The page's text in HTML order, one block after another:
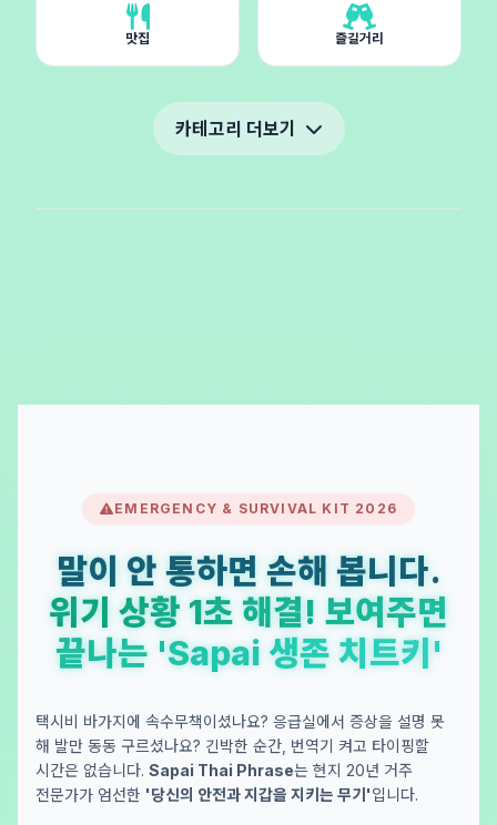
맛집 즐길거리
카테고리 더보기
EMERGENCY & SURVIVAL KIT 2026
말이 안 통하면 손해 봅니다.
위기 상황 1초 해결! 보여주면
끝나는 'Sapai 생존 치트키'
택시비 바가지에 속수무책이셨나요? 응급실에서 증상을 설명 못
해 발만 동동 구르셨나요? 긴박한 순간, 번역기 켜고 타이핑할
시간은 없습니다. Sapai Thai Phrase는 현지 20년 거주
전문가가 엄선한 '당신의 안전과 지갑을 지키는 무기'입니다.